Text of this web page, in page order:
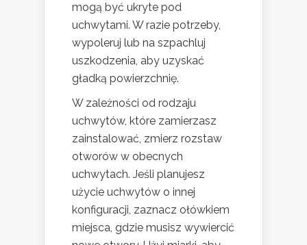
mogą być ukryte pod
uchwytami. W razie potrzeby,
wypoleruj lub na szpachluj
uszkodzenia, aby uzyskać
gładką powierzchnię.
W zależności od rodzaju
uchwytów, które zamierzasz
zainstalować, zmierz rozstaw
otworów w obecnych
uchwytach. Jeśli planujesz
użycie uchwytów o innej
konfiguracji, zaznacz ołówkiem
miejsca, gdzie musisz wywiercić